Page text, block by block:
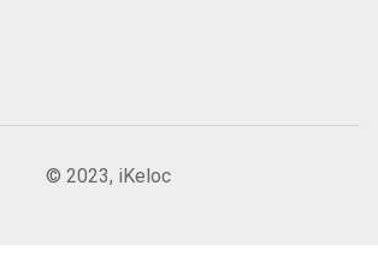
© 2023, iKeloc